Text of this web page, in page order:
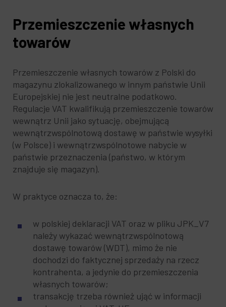
Przemieszczenie własnych
towarów
Przemieszczenie własnych towarów z Polski do
magazynu zlokalizowanego w innym państwie Unii
Europejskiej nie jest neutralne podatkowo.
Regulacje VAT kwalifikują przemieszczenie towarów
wewnątrz Unii jako sytuację, obejmującą
wewnątrzwspólnotową dostawę w państwie wysyłki
(w Polsce) i wewnątrzwspólnotowe nabycie w
państwie przeznaczenia (państwo, w którym
znajduje się magazyn).
W praktyce oznacza to, że:
w polskiej deklaracji VAT oraz w pliku JPK_V7
należy wykazać wewnątrzwspólnotową
dostawę towarów (WDT), mimo że nie
dochodzi do faktycznej sprzedaży na rzecz
kontrahenta, a jedynie do przemieszczenia
własnych towarów;
transakcję trzeba również ująć w informacji